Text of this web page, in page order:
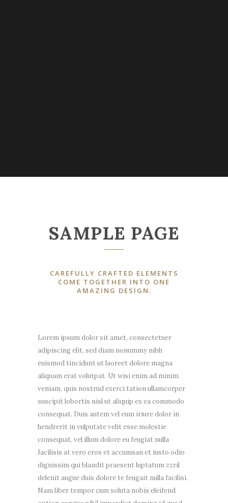
SAMPLE PAGE
CAREFULLY CRAFTED ELEMENTS
COME TOGETHER INTO ONE
AMAZING DESIGN.
Lorem ipsum dolor sit amet, consectetuer
adipiscing elit, sed diam nonummy nibh
euismod tincidunt ut laoreet dolore magna
aliquam erat volutpat. Ut wisi enim ad minim
veniam, quis nostrud exerci tation ullamcorper
suscipit lobortis nisl ut aliquip ex ea commodo
consequat. Duis autem vel eum iriure dolor in
hendrerit in vulputate velit esse molestie
consequat, vel illum dolore eu feugiat nulla
facilisis at vero eros et accumsan et iusto odio
dignissim qui blandit praesent luptatum zzril
delenit augue duis dolore te feugait nulla facilisi.
Nam liber tempor cum soluta nobis eleifend